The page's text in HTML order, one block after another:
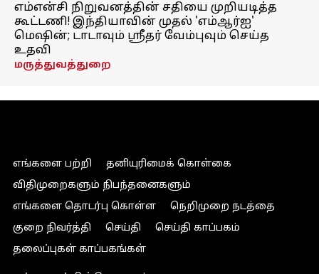
எம்என்சி நிறுவனத்தின் சதியை முறியடித்த
கூட்டணி! இந்தியாவின் முதல் 'எம்ஆர்ஐ'
மெஷின்; டாடாவும் ஸ்ரீதர் வேம்புவும் செய்த
உதவி
மருத்துவத்துறை
எங்களை பற்றி
தனியுரிமைக் கொள்கை
விதிமுறைகளும் நிபந்தனைகளும்
எங்களை தொடர்பு கொள்ள
நெறிமுறை நடத்தை
குறை நிவர்த்தி
செய்தி
செய்தி காப்பகம்
தலைப்புகள் காப்பகங்கள்